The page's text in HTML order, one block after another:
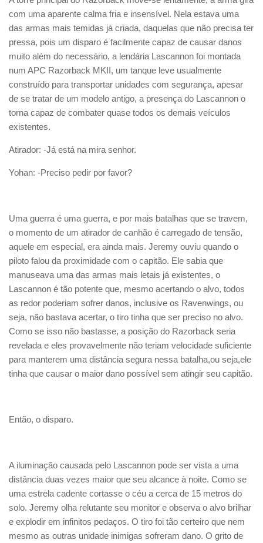
com uma aparente calma fria e insensível. Nela estava uma
das armas mais temidas já criada, daquelas que não precisa ter
pressa, pois um disparo é facilmente capaz de causar danos
muito além do necessário, a lendária Lascannon foi montada
num APC Razorback MKII, um tanque leve usualmente
construído para transportar unidades com segurança, apesar
de se tratar de um modelo antigo, a presença do Lascannon o
torna capaz de combater quase todos os demais veículos
existentes.
Atirador: -Já está na mira senhor.
Yohan: -Preciso pedir por favor?
Uma guerra é uma guerra, e por mais batalhas que se travem,
o momento de um atirador de canhão é carregado de tensão,
aquele em especial, era ainda mais. Jeremy ouviu quando o
piloto falou da proximidade com o capitão. Ele sabia que
manuseava uma das armas mais letais já existentes, o
Lascannon é tão potente que, mesmo acertando o alvo, todos
as redor poderiam sofrer danos, inclusive os Ravenwings, ou
seja, não bastava acertar, o tiro tinha que ser preciso no alvo.
Como se isso não bastasse, a posição do Razorback seria
revelada e eles provavelmente não teriam velocidade suficiente
para manterem uma distância segura nessa batalha,ou seja,ele
tinha que causar o maior dano possível sem atingir seu capitão.
Então, o disparo.
A iluminação causada pelo Lascannon pode ser vista a uma
distância duas vezes maior que seu alcance à noite. Como se
uma estrela cadente cortasse o céu a cerca de 15 metros do
solo. Jeremy olha relutante seu monitor e observa o alvo brilhar
e explodir em infinitos pedaços. O tiro foi tão certeiro que nem
mesmo as outras unidade inimigas sofreram dano. O grito de